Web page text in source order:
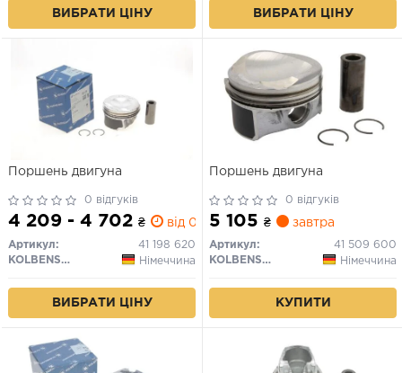
ВИБРАТИ ЦІНУ ВИБРАТИ ЦІНУ
Поршень двигуна
0 відгуків
4 209 - 4 702 ₴ від 0 дн.
Артикул:
41 198 620
KOLBENSCHMIDT
Німеччина
ВИБРАТИ ЦІНУ
Поршень двигуна
0 відгуків
5 105 ₴ завтра
Артикул:
41 509 600
KOLBENSCHMIDT
Німеччина
КУПИТИ